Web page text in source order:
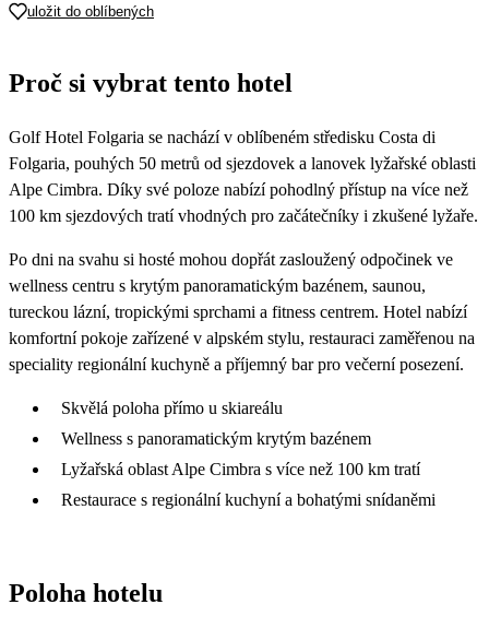
17
24 25 26 27
31
uložit do oblíbených
Proč si vybrat tento hotel
Golf Hotel Folgaria se nachází v oblíbeném středisku Costa di
Folgaria, pouhých 50 metrů od sjezdovek a lanovek lyžařské oblasti
Alpe Cimbra. Díky své poloze nabízí pohodlný přístup na více než
100 km sjezdových tratí vhodných pro začátečníky i zkušené lyžaře.
Po dni na svahu si hosté mohou dopřát zasloužený odpočinek ve
wellness centru s krytým panoramatickým bazénem, saunou,
tureckou lázní, tropickými sprchami a fitness centrem. Hotel nabízí
komfortní pokoje zařízené v alpském stylu, restauraci zaměřenou na
speciality regionální kuchyně a příjemný bar pro večerní posezení.
Skvělá poloha přímo u skiareálu
Wellness s panoramatickým krytým bazénem
Lyžařská oblast Alpe Cimbra s více než 100 km tratí
Restaurace s regionální kuchyní a bohatými snídaněmi
Poloha hotelu